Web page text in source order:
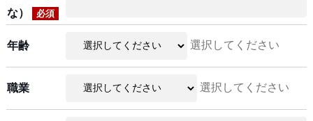
な）
必須
年齢 選択してください
職業 選択してください